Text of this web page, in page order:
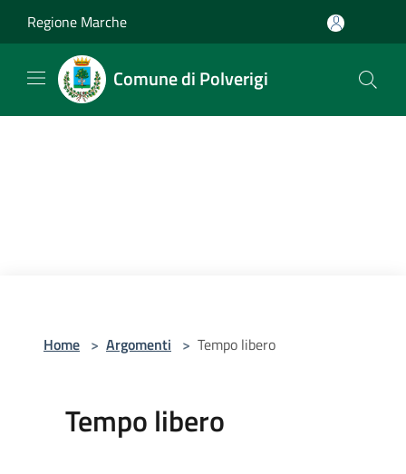
Regione Marche
Comune di Polverigi
Home > Argomenti > Tempo libero
Tempo libero